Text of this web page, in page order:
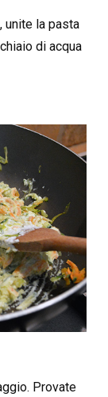
unite la pasta
di acqua
Provate